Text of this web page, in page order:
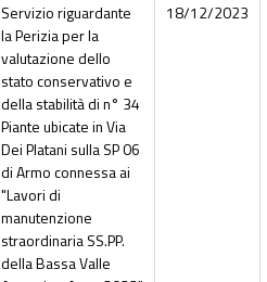
Servizio riguardante
la Perizia per la
valutazione dello
stato conservativo e
della stabilità di n° 34
Piante ubicate in Via
Dei Platani sulla SP 06
di Armo connessa ai
"Lavori di
manutenzione
straordinaria SS.PP.
della Bassa Valle
18/12/2023